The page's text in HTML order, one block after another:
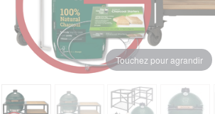
Touchez pour agrandir